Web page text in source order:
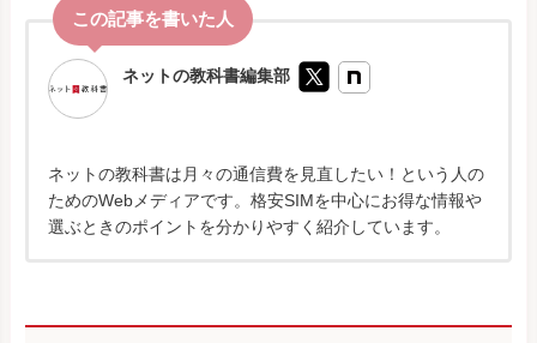
ネットの教科書編集部
ネットの教科書は月々の通信費を見直したい！という人の
ためのWebメディアです。格安SIMを中心にお得な情報や
選ぶときのポイントを分かりやすく紹介しています。